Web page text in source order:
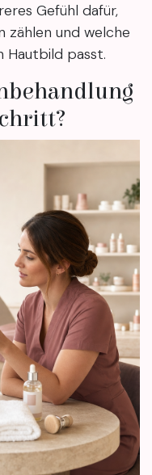
Gefühl dafür,
zählen und welche
Hautbild passt.